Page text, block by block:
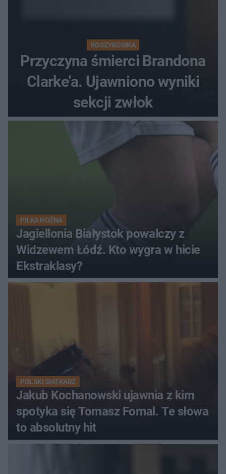
KOSZYKÓWKA
Przyczyna śmierci Brandona
Clarke'a. Ujawniono wyniki
sekcji zwłok
PIŁKA NOŻNA
Jagiellonia Białystok powalczy z
Widzewem Łódź. Kto wygra w hicie
Ekstraklasy?
POLSKI SIATKARZ
Jakub Kochanowski ujawnia z kim
spotyka się Tomasz Fornal. Te słowa
to absolutny hit